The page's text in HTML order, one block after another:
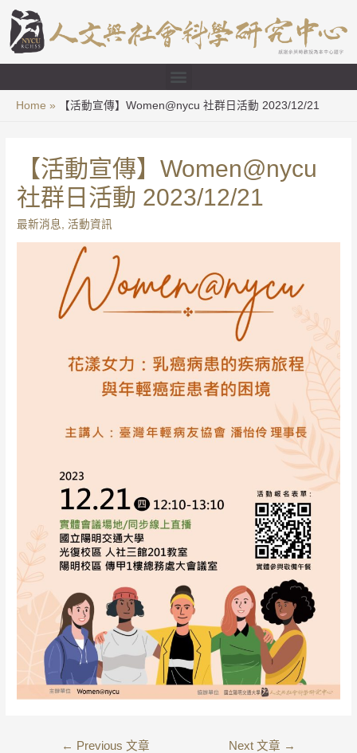
Home 【活動宣傳】Women@nycu 社群日活動 2023/12/21
【活動宣傳】Women@nycu
社群日活動 2023/12/21
最新消息 ,活動資訊
← Previous 文章 Next 文章 →